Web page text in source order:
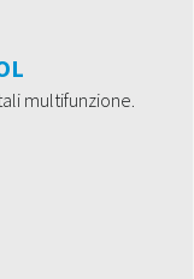
multifunzione.